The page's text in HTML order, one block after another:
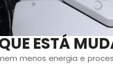
ESTÁ
menos energia e